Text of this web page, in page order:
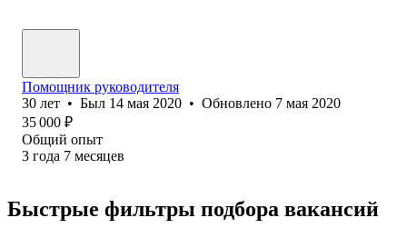
Помощник руководителя
30 лет • Был 14 мая 2020 • Обновлено 7 мая 2020
35 000 ₽
Общий опыт
3 года 7 месяцев
Быстрые фильтры подбора вакансий